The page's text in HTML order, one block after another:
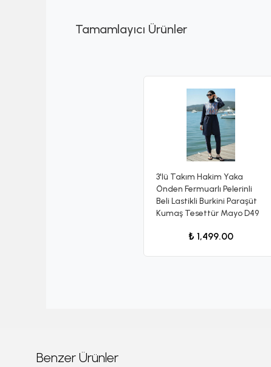
Tamamlayıcı Ürünler
3'lü Takım Hakim Yaka
Önden Fermuarlı Pelerinli
Beli Lastikli Burkini Paraşüt
Kumaş Tesettür Mayo D49
₺ 1,499.00
Benzer Ürünler